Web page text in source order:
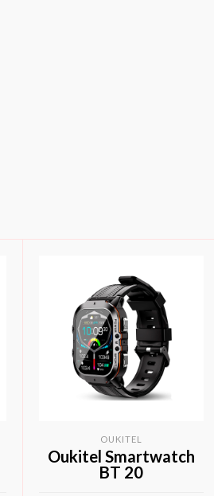
OUKITEL
Oukitel Smartwatch
BT 20